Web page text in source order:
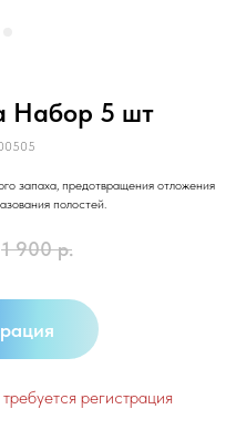
Набор 5 шт
запаха, предотвращения отложения
полостей.
1 900 р.
регистрация